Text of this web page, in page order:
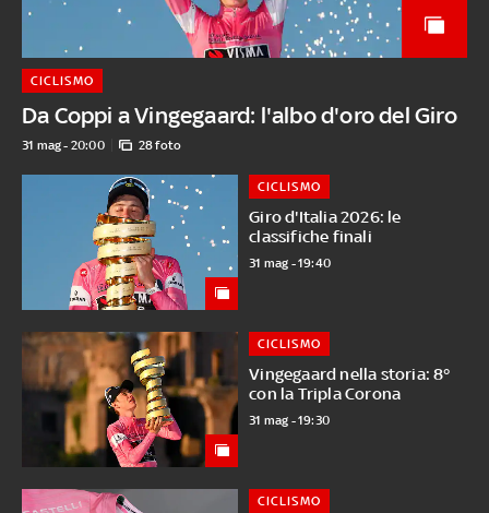
Da Coppi a Vingegaard: l'albo d'oro del Giro
CICLISMO
31 mag - 20:00 28 foto
Giro d'Italia 2026: le
classifiche finali
CICLISMO
31 mag - 19:40
Vingegaard nella storia: 8°
con la Tripla Corona
CICLISMO
31 mag - 19:30
CICLISMO